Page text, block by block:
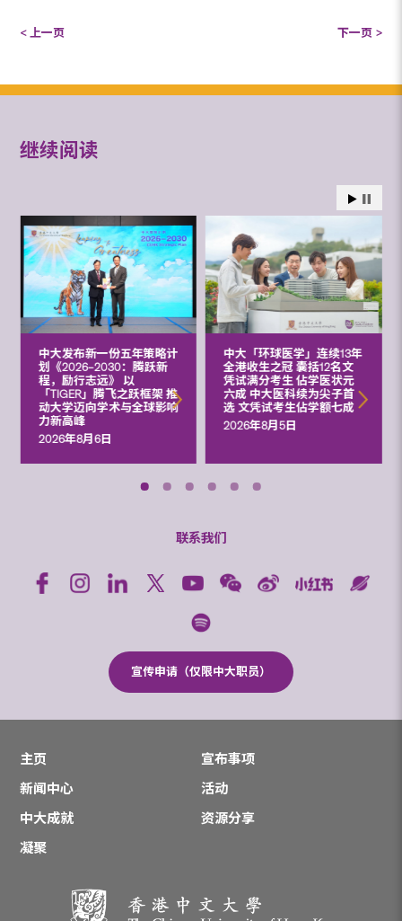
< 上一页 下一页 >
继续阅读
中大发布新一份五年策略计
划《2026‒2030：腾跃新
程，励行志远》 以
「TIGER」腾飞之跃框架 推
动大学迈向学术与全球影响
力新高峰
2026年8月6日
中大「环球医学」连续13年
全港收生之冠 囊括12名文
凭试满分考生 佔学医状元
六成 中大医科续为尖子首
选 文凭试考生佔学额七成
2026年8月5日
联系我们
宣传申请（仅限中大职员）
主页
宣布事项
新闻中心
活动
中大成就
资源分享
凝聚